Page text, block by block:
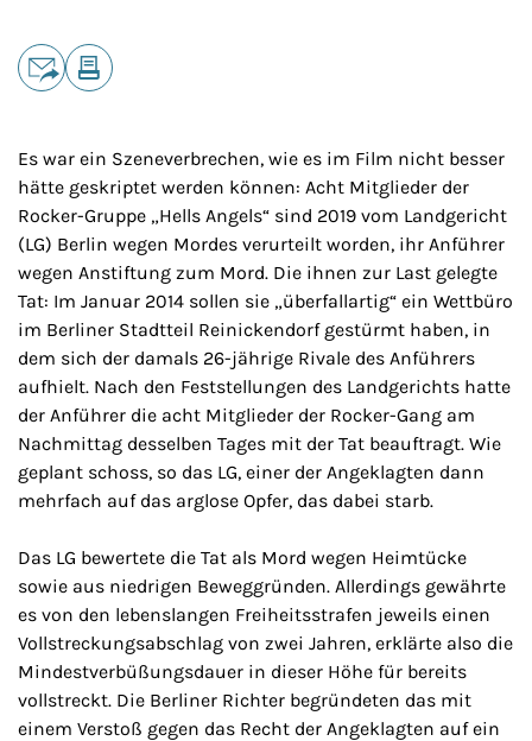
Teilen
Es war ein Szeneverbrechen, wie es im Film nicht besser
hätte geskriptet werden können: Acht Mitglieder der
Rocker-Gruppe „Hells Angels“ sind 2019 vom Landgericht
(LG) Berlin wegen Mordes verurteilt worden, ihr Anführer
wegen Anstiftung zum Mord. Die ihnen zur Last gelegte
Tat: Im Januar 2014 sollen sie „überfallartig“ ein Wettbüro
im Berliner Stadtteil Reinickendorf gestürmt haben, in
dem sich der damals 26-jährige Rivale des Anführers
aufhielt. Nach den Feststellungen des Landgerichts hatte
der Anführer die acht Mitglieder der Rocker-Gang am
Nachmittag desselben Tages mit der Tat beauftragt. Wie
geplant schoss, so das LG, einer der Angeklagten dann
mehrfach auf das arglose Opfer, das dabei starb.
Das LG bewertete die Tat als Mord wegen Heimtücke
sowie aus niedrigen Beweggründen. Allerdings gewährte
es von den lebenslangen Freiheitsstrafen jeweils einen
Vollstreckungsabschlag von zwei Jahren, erklärte also die
Mindestverbüßungsdauer in dieser Höhe für bereits
vollstreckt. Die Berliner Richter begründeten das mit
einem Verstoß gegen das Recht der Angeklagten auf ein